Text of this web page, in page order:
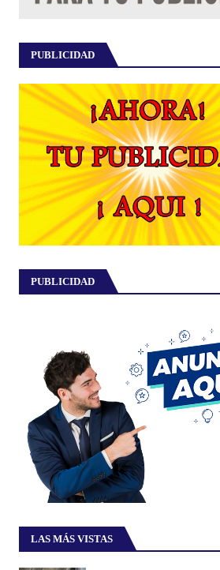
PUBLICIDAD
PUBLICIDAD
LAS MÁS VISTAS